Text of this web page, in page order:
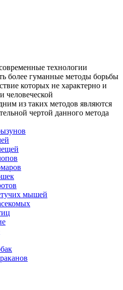
технологии
более гуманные методы борьбы
которых не характерно и
человеческой
из таких методов являются
чертой данного метода
мышей